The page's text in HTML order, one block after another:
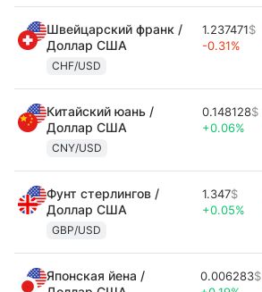
Швейцарский франк /
Доллар США
CHF/USD
1.237471$
-0.31%
Китайский юань /
Доллар США
CNY/USD
0.148128$
+0.06%
Фунт стерлингов /
Доллар США
GBP/USD
1.347$
+0.05%
Японская йена /
0.006283$